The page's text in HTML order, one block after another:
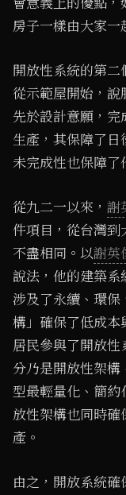
房子一樣由大家一
開放性系統的第二
從示範屋開始，
先於設計意願，
生產，其保障了
未完成性也保障了
從九二一以來， 謝
件項目，從台灣
不盡相同。以謝英
說法，他的建築系
涉及了永續、環保
構」確保了低成
居民參與了開放
分乃是開放性架
型最輕量化、簡約
放性架構也同時確
產。
由之，開放系統確